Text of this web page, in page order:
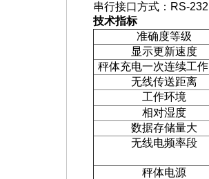
串行接口方式： RS-232
技术指标
准确度等级
显示更新速度
秤体充电一次连续工
无线传送距离
工作环境
相对湿度
数据存储量大
无线电频率段
秤体电源